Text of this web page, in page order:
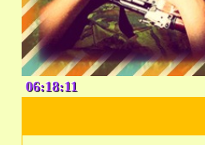
06:18:12